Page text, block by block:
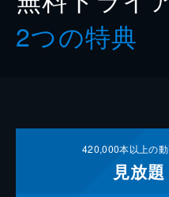
2つの特典
420,000本以上の
見放題